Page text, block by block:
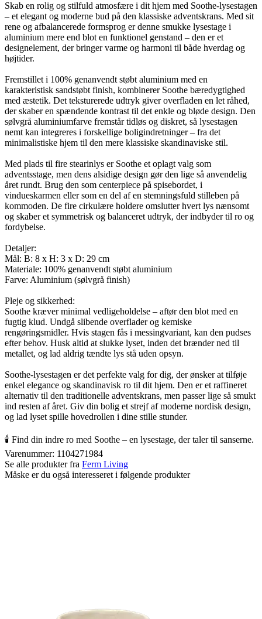
Skab en rolig og stilfuld atmosfære i dit hjem med Soothe-lysestagen
– et elegant og moderne bud på den klassiske adventskrans. Med sit
rene og afbalancerede formsprog er denne smukke lysestage i
aluminium mere end blot en funktionel genstand – den er et
designelement, der bringer varme og harmoni til både hverdag og
højtider.
Fremstillet i 100% genanvendt støbt aluminium med en
karakteristisk sandstøbt finish, kombinerer Soothe bæredygtighed
med æstetik. Det teksturerede udtryk giver overfladen en let råhed,
der skaber en spændende kontrast til det enkle og bløde design. Den
sølvgrå aluminiumfarve fremstår tidløs og diskret, så lysestagen
nemt kan integreres i forskellige boligindretninger – fra det
minimalistiske hjem til den mere klassiske skandinaviske stil.
Med plads til fire stearinlys er Soothe et oplagt valg som
adventsstage, men dens alsidige design gør den lige så anvendelig
året rundt. Brug den som centerpiece på spisebordet, i
vindueskarmen eller som en del af en stemningsfuld stilleben på
kommoden. De fire cirkulære holdere omslutter hvert lys nænsomt
og skaber et symmetrisk og balanceret udtryk, der indbyder til ro og
fordybelse.
Detaljer:
Mål: B: 8 x H: 3 x D: 29 cm
Materiale: 100% genanvendt støbt aluminium
Farve: Aluminium (sølvgrå finish)
Pleje og sikkerhed:
Soothe kræver minimal vedligeholdelse – aftør den blot med en
fugtig klud. Undgå slibende overflader og kemiske
rengøringsmidler. Hvis stagen fås i messingvariant, kan den pudses
efter behov. Husk altid at slukke lyset, inden det brænder ned til
metallet, og lad aldrig tændte lys stå uden opsyn.
Soothe-lysestagen er det perfekte valg for dig, der ønsker at tilføje
enkel elegance og skandinavisk ro til dit hjem. Den er et raffineret
alternativ til den traditionelle adventskrans, men passer lige så smukt
ind resten af året. Giv din bolig et strejf af moderne nordisk design,
og lad lyset spille hovedrollen i dine stille stunder.
🕯️ Find din indre ro med Soothe – en lysestage, der taler til sanserne.
Varenummer: 1104271984
Se alle produkter fra Ferm Living
Måske er du også interesseret i følgende produkter